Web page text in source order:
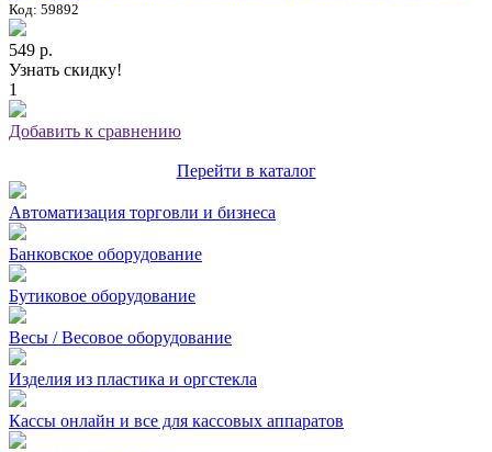
Код: 59892
549 р.
Узнать скидку!
1
Добавить к сравнению
Перейти в каталог
Автоматизация торговли и бизнеса
Банковское оборудование
Бутиковое оборудование
Весы / Весовое оборудование
Изделия из пластика и оргстекла
Кассы онлайн и все для кассовых аппаратов